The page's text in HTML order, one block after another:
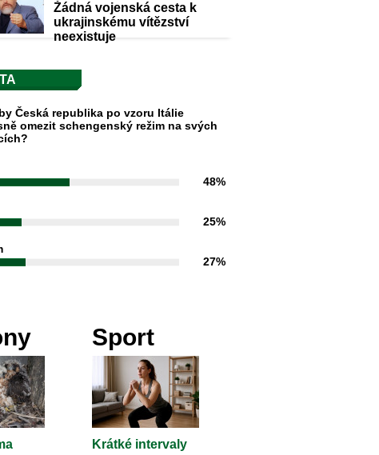
Žádná vojenská cesta k
ukrajinskému vítězství
neexistuje
Česká republika po vzoru Itálie
omezit schengenský režim na svých
48%
25%
27%
Sport
Krátké intervaly